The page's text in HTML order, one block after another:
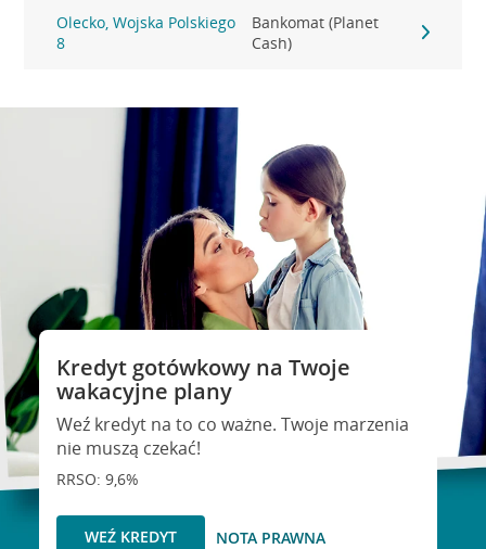
Olecko, Wojska Polskiego
8
Bankomat (Planet
Cash)
Kredyt gotówkowy na Twoje
wakacyjne plany
Weź kredyt na to co ważne. Twoje marzenia
nie muszą czekać!
RRSO: 9,6%
WEŹ KREDYT NOTA PRAWNA